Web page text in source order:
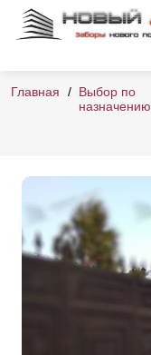
Главная
Выбор по
назначению